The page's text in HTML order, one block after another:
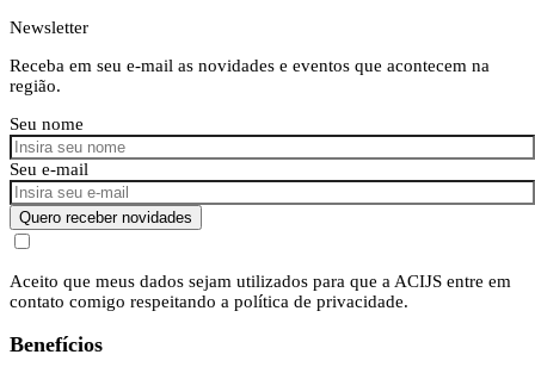
Newsletter
Receba em seu e-mail as novidades e eventos que acontecem na
região.
Seu nome
Seu e-mail
Quero receber novidades
Aceito que meus dados sejam utilizados para que a ACIJS entre em
contato comigo respeitando a política de privacidade.
Benefícios